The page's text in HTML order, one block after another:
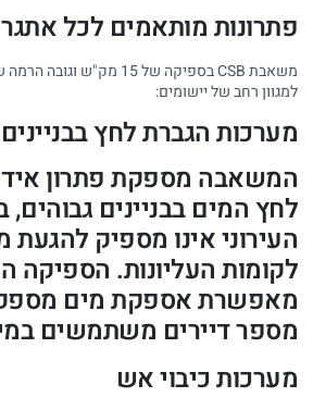
פתרונות מותאמים לכל אתגר
למגוון רחב של יישומים:
מערכות הגברת לחץ
המשאבה מספקת פתרון
לחץ המים בבניינים
העירוני אינו מספיק להגעת
לקומות העליונות. הספיקה
מאפשרת אספקת מים
מספר דיירים משתמשים
מערכות כיבוי אש